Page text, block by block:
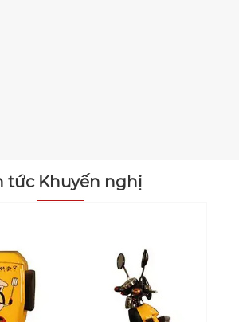
tức Khuyến nghị